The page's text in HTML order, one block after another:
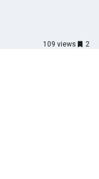
109 views 2